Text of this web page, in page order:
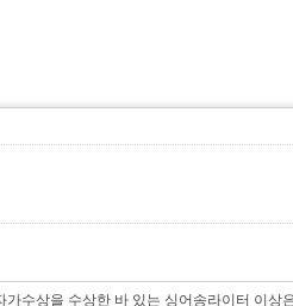
수상을 수상한 바 있는 싱어송라이터 이상